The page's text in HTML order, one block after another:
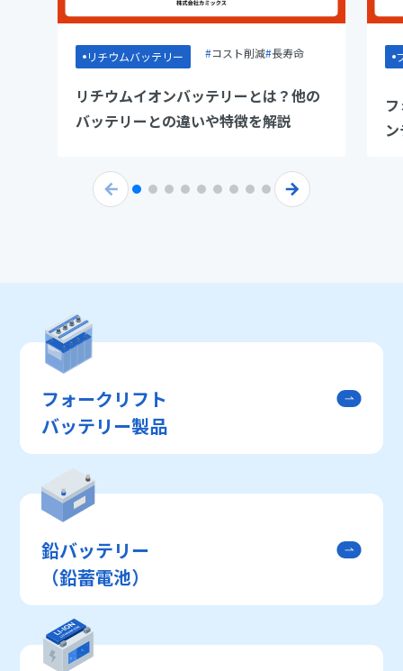
リチウムイオンバッテリーとは？他の
バッテリーとの違いや特徴を解説
リチウムバッテリー コスト削減 長寿命
フォークリフト
バッテリー製品
鉛バッテリー
（鉛蓄電池）